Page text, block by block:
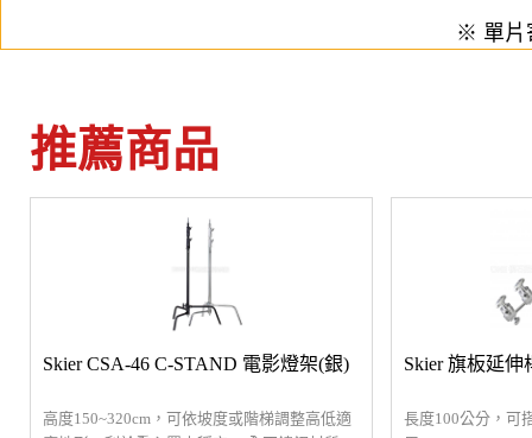
※ 單片
推薦商品
Skier CSA-46 C-STAND 電影燈架(銀)
高度150~320cm，可依坡度或階梯調整高低適
Skier 旗板延伸
長度100公分，可